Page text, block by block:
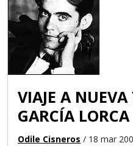
VIAJE A
GARCÍA LORCA
Odile Cisneros / 18 mar